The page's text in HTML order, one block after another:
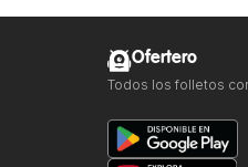
Ofertero
Todos los folletos